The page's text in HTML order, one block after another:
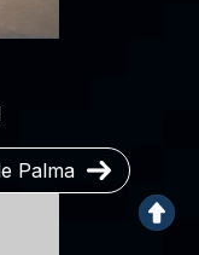
Palma